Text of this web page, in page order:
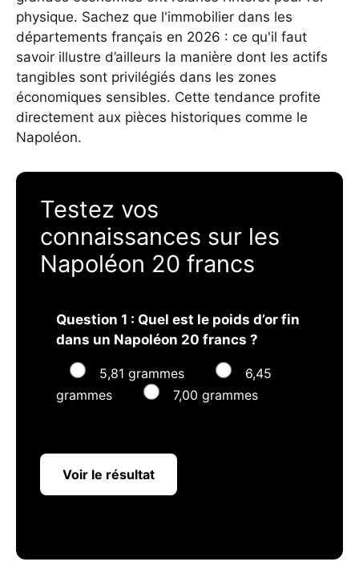
physique. Sachez que l'immobilier dans les
départements français en 2026 : ce qu'il faut
savoir illustre d’ailleurs la manière dont les actifs
tangibles sont privilégiés dans les zones
économiques sensibles. Cette tendance profite
directement aux pièces historiques comme le
Napoléon.
Testez vos
connaissances sur les
Napoléon 20 francs
Question 1 : Quel est le poids d’or fin
dans un Napoléon 20 francs ?
5,81 grammes
6,45
grammes
7,00 grammes
Voir le résultat